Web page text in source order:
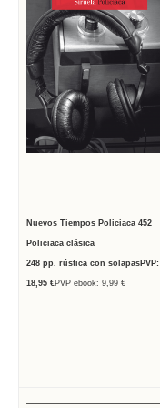
Nuevos Tiempos Policiaca 452
Policiaca clásica
248 pp. rústica con solapas PVP:
18,95 €PVP ebook: 9,99 €